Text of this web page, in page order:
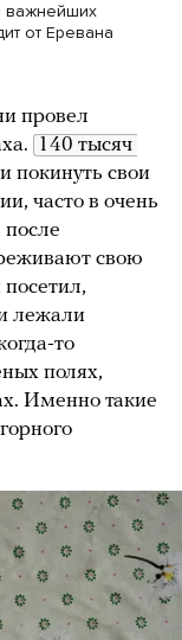
важнейших
от Еревана
провел
140 тысяч
покинуть свои
часто в очень
после
свою
лежали
то
полях,
Именно такие